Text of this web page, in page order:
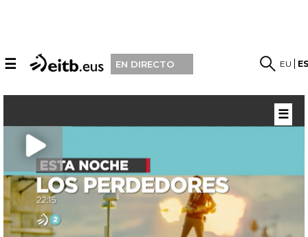
☰ EN DIRECTO EU
☰